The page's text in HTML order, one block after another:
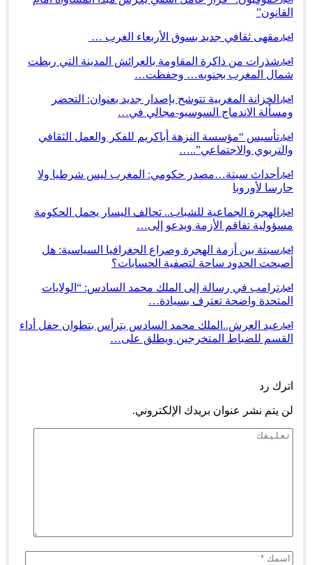
القانون”
أخبار مقهى ثقافي جديد بسوق الأربعاء الغرب …
أخبار شذرات من ذاكرة المقاومة بالعرائش المدينة التي ربطت
شمال المغرب بجنوبه… وحفظت…
أخبار
الخزانة المغربية تتوشح بإصدار جديد بعنوان: التحضر
ومسألة الاندماج السوسيو-مجالي في…
أخبار تأسيس “مؤسسة النزهة أباكريم للفكر والعمل الثقافي
والتربوي والاجتماعي”..…
أخبار
أحداث سبتة…مصدر حكومي: المغرب ليس شرطيا ولا
حارسا لأوروبا
أخبار
الهجرة الجماعية للشباب.. تحالف اليسار يحمل الحكومة
مسؤولية تفاقم الأزمة ويدعو إلى…
أخبار سبتة بين أزمة الهجرة وصراع الجغرافيا السياسية: هل
أصبحت الحدود ساحة لتصفية الحسابات؟
أخبار ترامب في رسالة إلى الملك محمد السادس: “الولايات
المتحدة واضحة تعترف بسيادة…
أخبار عيد العرش..الملك محمد السادس يترأس بتطوان حفل أداء
القسم للضباط المتخرجين ويطلق على…
اترك رد
لن يتم نشر عنوان بريدك الإلكتروني.